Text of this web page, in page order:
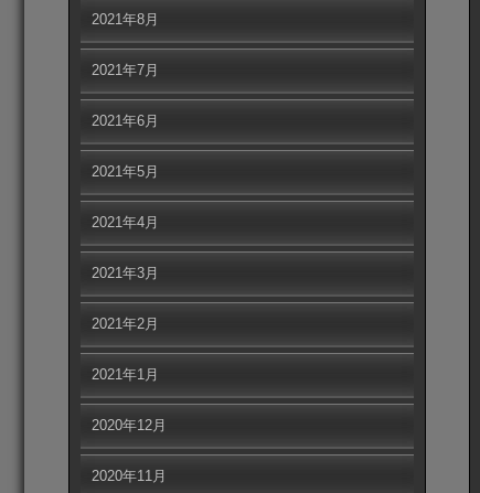
2021年8月
2021年7月
2021年6月
2021年5月
2021年4月
2021年3月
2021年2月
2021年1月
2020年12月
2020年11月